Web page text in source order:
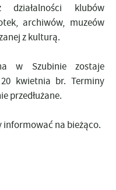
działalności klubów
archiwów, muzeów
z kulturą.
w Szubinie zostaje
kwietnia br. Terminy
przedłużane.
informować na bieżąco.